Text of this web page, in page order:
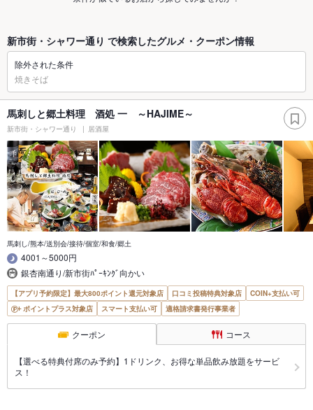
新市街・シャワー通り で検索したグルメ・クーポン情報
除外された条件
焼きそば
馬刺しと郷土料理 酒処 一 ～HAJIME～
新市街・シャワー通り 居酒屋
馬刺し/熊本/送別会/接待/個室/和食/郷土
4001～5000円
銀杏南通り/新市街ﾊﾟｰｷﾝｸﾞ向かい
【アプリ予約限定】最大800ポイント還元対象店 口コミ投稿特典対象店
COIN+支払い可
ポイントプラス対象店
スマート支払い可 適格請求書発行事業者
クーポン コース
【選べる特典付席のみ予約】1ドリンク、お得な単品飲み放題をサービ
ス！